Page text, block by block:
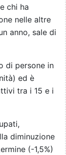
chi ha
nelle altre
anno, sale di
di persone in
ed è
tra i 15 e i
diminuzione
(-1,5%)